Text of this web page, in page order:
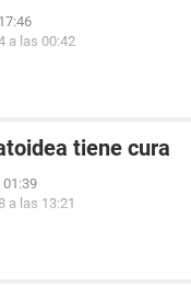
a las 00:42
tiene cura
01:39
a las 13:21